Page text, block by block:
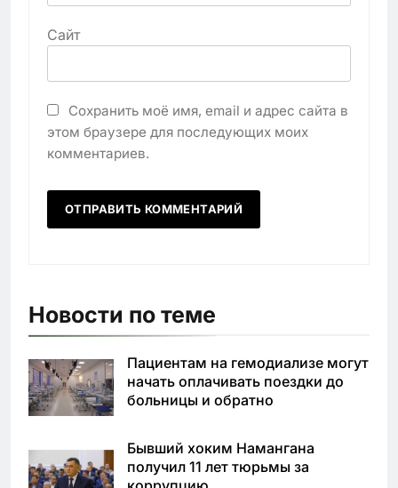
Сайт
Сохранить моё имя, email и адрес сайта в
этом браузере для последующих моих
комментариев.
Новости по теме
Пациентам на гемодиализе могут
начать оплачивать поездки до
больницы и обратно
Бывший хоким Намангана
получил 11 лет тюрьмы за